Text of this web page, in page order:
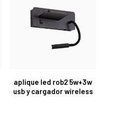
aplique led rob2 5w+3w
usb y cargador wireless